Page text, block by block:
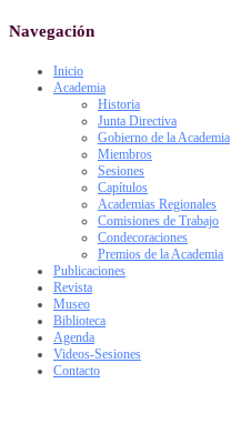
Navegación
Inicio
Academia
Historia
Junta Directiva
Gobierno de la Academia
Miembros
Sesiones
Capítulos
Academias Regionales
Comisiones de Trabajo
Condecoraciones
Premios de la Academia
Publicaciones
Revista
Museo
Biblioteca
Agenda
Videos-Sesiones
Contacto